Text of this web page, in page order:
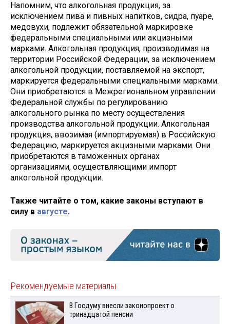
Напомним, что алкогольная продукция, за
исключением пива и пивных напитков, сидра, пуаре,
медовухи, подлежит обязательной маркировке
федеральными специальными или акцизными
марками. Алкогольная продукция, производимая на
территории Российской Федерации, за исключением
алкогольной продукции, поставляемой на экспорт,
маркируется федеральными специальными марками.
Они приобретаются в Межрегиональном управлении
Федеральной службы по регулированию
алкогольного рынка по месту осуществления
производства алкогольной продукции. Алкогольная
продукция, ввозимая (импортируемая) в Российскую
Федерацию, маркируется акцизными марками. Они
приобретаются в таможенных органах
организациями, осуществляющими импорт
алкогольной продукции.
Также читайте о том, какие законы вступают в
силу в августе.
Рекомендуемые материалы
В Госдуму внесли законопроект о
тринадцатой пенсии